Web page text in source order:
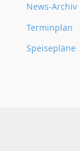
News-Archiv
Terminplan
Speisepläne